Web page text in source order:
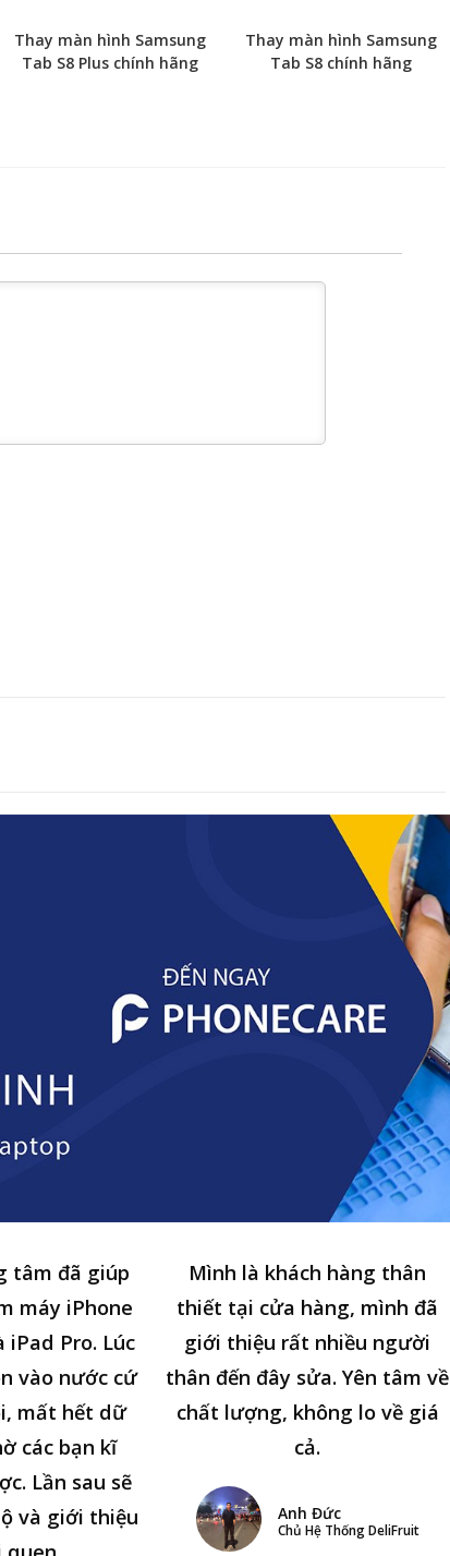
Thay màn hình Samsung
Tab S8 Plus chính hãng
Thay màn hình Samsung
Tab S8 chính hãng
tâm đã giúp
máy iPhone
iPad Pro. Lúc
vào nước cứ
mất hết dữ
các bạn kĩ
Lần sau sẽ
và giới thiệu
Mình là khách hàng thân
thiết tại cửa hàng, mình đã
giới thiệu rất nhiều người
thân đến đây sửa. Yên tâm về
chất lượng, không lo về giá
cả.
Anh Đức
Chủ Hệ Thống DeliFruit